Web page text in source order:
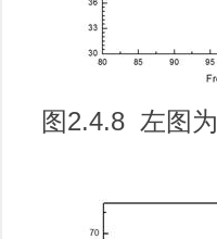
图2.4.8 左图